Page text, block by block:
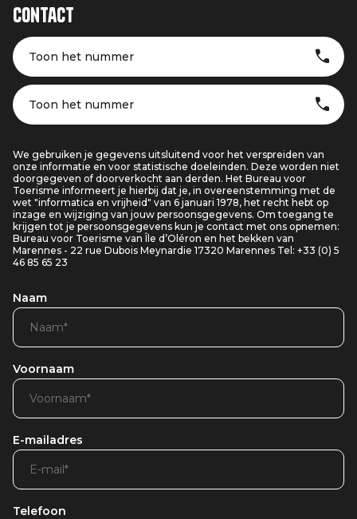
Contact
Toon het nummer
Toon het nummer
We gebruiken je gegevens uitsluitend voor het verspreiden van
onze informatie en voor statistische doeleinden. Deze worden niet
doorgegeven of doorverkocht aan derden. Het Bureau voor
Toerisme informeert je hierbij dat je, in overeenstemming met de
wet "informatica en vrijheid" van 6 januari 1978, het recht hebt op
inzage en wijziging van jouw persoonsgegevens. Om toegang te
krijgen tot je persoonsgegevens kun je contact met ons opnemen:
Bureau voor Toerisme van Île d’Oléron en het bekken van
Marennes - 22 rue Dubois Meynardie 17320 Marennes Tel: +33 (0) 5
46 85 65 23
Naam
Voornaam
E-mailadres
Telefoon